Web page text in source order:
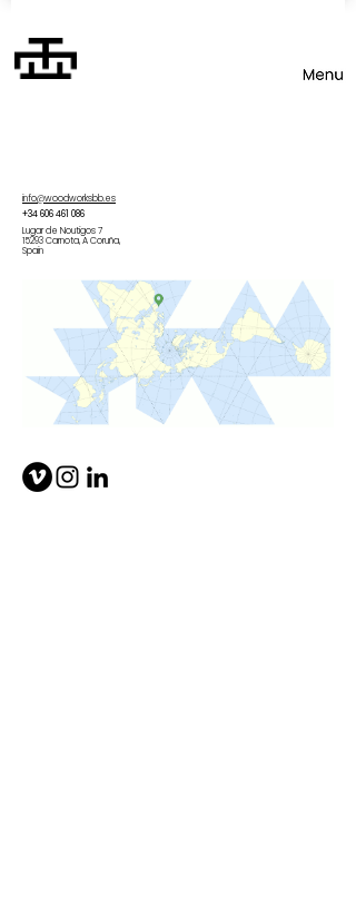
info@woodworksbb.es
+34 606 461 086
Lugar de Noutigos 7
15293 Carnota, A Coruña,
Spain